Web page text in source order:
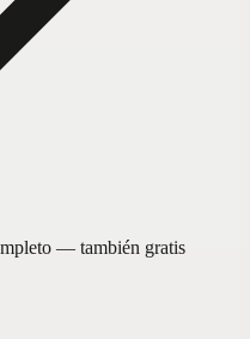
— también gratis